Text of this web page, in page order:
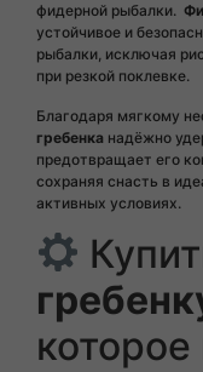
фидерной рыбалки.
устойчивое и
рыбалки, исключая
при резкой поклевке.
Благодаря мягкому
гребенка надёжно
предотвращает его
сохраняя снасть в
активных условиях.